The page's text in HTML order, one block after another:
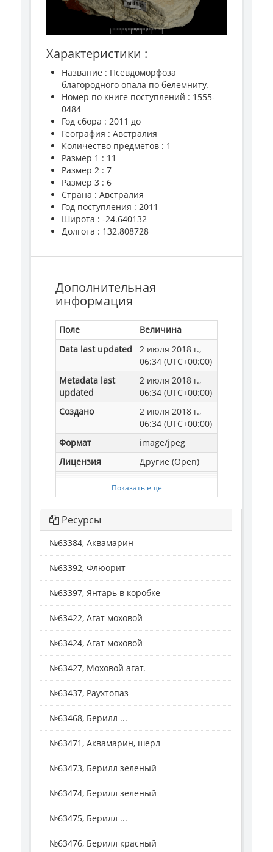
Характеристики :
Название : Псевдоморфоза
благородного опала по белемниту.
Номер по книге поступлений : 1555-
0484
Год сбора : 2011 до
География : Австралия
Количество предметов : 1
Размер 1 : 11
Размер 2 : 7
Размер 3 : 6
Страна : Австралия
Год поступления : 2011
Широта : -24.640132
Долгота : 132.808728
Дополнительная
информация
Поле
Величина
Data last updated
2 июля 2018 г.,
06:34 (UTC+00:00)
Metadata last
updated
2 июля 2018 г.,
06:34 (UTC+00:00)
Создано
2 июля 2018 г.,
06:34 (UTC+00:00)
Формат
image/jpeg
Лицензия
Другие (Open)
Показать еще
Ресурсы
№63384, Аквамарин
№63392, Флюорит
№63397, Янтарь в коробке
№63422, Агат моховой
№63424, Агат моховой
№63427, Моховой агат.
№63437, Раухтопаз
№63468, Берилл ...
№63471, Аквамарин, шерл
№63473, Берилл зеленый
№63474, Берилл зеленый
№63475, Берилл ...
№63476, Берилл красный